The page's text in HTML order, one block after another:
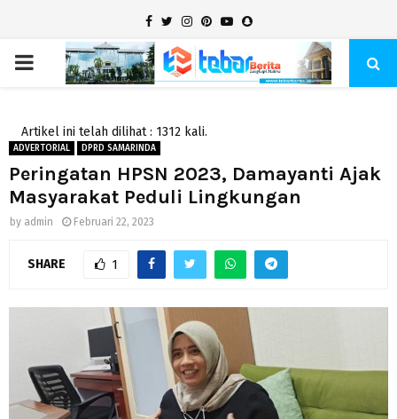
Facebook
TwitterInstagram
Pinterest
YoutubeSnapchat
PRIMARY
Artikel ini telah dilihat : 1312 kali.
ADVERTORIAL DPRD SAMARINDA
Peringatan HPSN 2023, Damayanti Ajak
Masyarakat Peduli Lingkungan
by admin Februari 22, 2023
SHARE 1